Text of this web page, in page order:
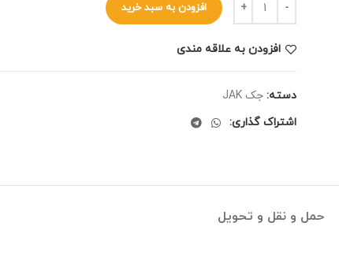
افزودن به سبد خرید
افزودن به علاقه مندی
دسته: جک JAK
اشتراک گذاری:
حمل و نقل و تحویل